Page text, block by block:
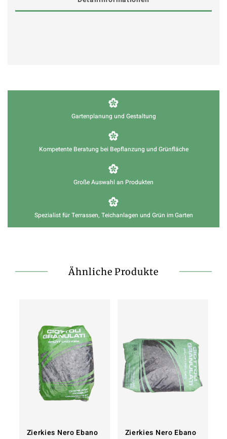
Gartenplanung und Gestaltung
Kompetente Beratung bei Bepflanzung und Grünfläche
Große Auswahl an Produkten
Spezialist für Terrassen, Teichanlagen und Grün im Garten
Ähnliche Produkte
Zierkies Nero Ebano
Zierkies Nero Ebano